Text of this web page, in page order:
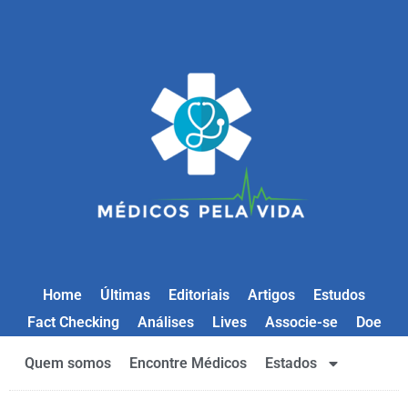
Home Últimas Editoriais Artigos
Estudos
Fact Checking
Análises Lives Associe-se Doe
Quem somos Encontre Médicos Estados